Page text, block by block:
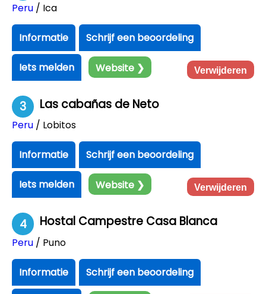
Peru / Ica
Informatie Schrijf een beoordeling
Iets melden Website ❯ Verwijderen
3 Las cabañas de Neto
Peru / Lobitos
Informatie Schrijf een beoordeling
Iets melden Website ❯ Verwijderen
4 Hostal Campestre Casa Blanca
Peru / Puno
Informatie Schrijf een beoordeling